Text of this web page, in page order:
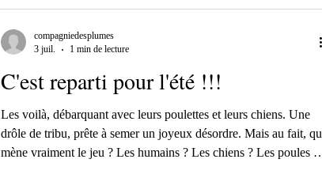
C'est reparti pour l'été !!!
Les voilà, débarquant avec leurs poulettes et leurs chiens. Une
drôle de tribu, prête à semer un joyeux désordre. Mais au fait,
mène vraiment le jeu ? Les humains ? Les chiens ? Les poules ?
compagniedesplumes
3 juil.
1 min de lecture